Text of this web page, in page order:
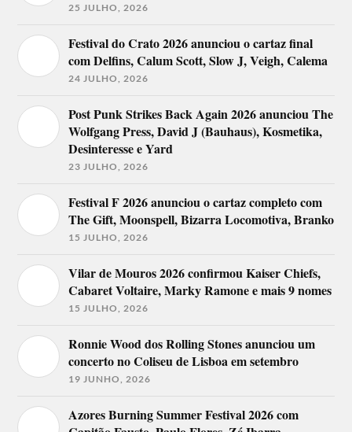
25 JULHO, 2026
Festival do Crato 2026 anunciou o cartaz final
com Delfins, Calum Scott, Slow J, Veigh, Calema
24 JULHO, 2026
Post Punk Strikes Back Again 2026 anunciou The
Wolfgang Press, David J (Bauhaus), Kosmetika,
Desinteresse e Yard
23 JULHO, 2026
Festival F 2026 anunciou o cartaz completo com
The Gift, Moonspell, Bizarra Locomotiva, Branko
15 JULHO, 2026
Vilar de Mouros 2026 confirmou Kaiser Chiefs,
Cabaret Voltaire, Marky Ramone e mais 9 nomes
15 JULHO, 2026
Ronnie Wood dos Rolling Stones anunciou um
concerto no Coliseu de Lisboa em setembro
19 JUNHO, 2026
Azores Burning Summer Festival 2026 com